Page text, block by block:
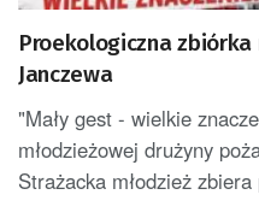
Proekologiczna
Janczewa
"Mały gest - wielkie
młodzieżowej drużyny
Strażacka młodzież